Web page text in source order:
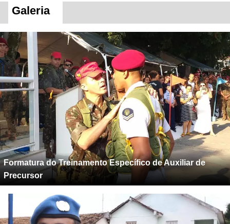
Galeria
Formatura do Treinamento Específico de Auxiliar de
Precursor